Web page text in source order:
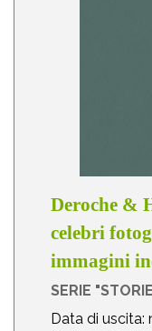
Deroche &
celebri
immagini
SERIE
Data di uscita: